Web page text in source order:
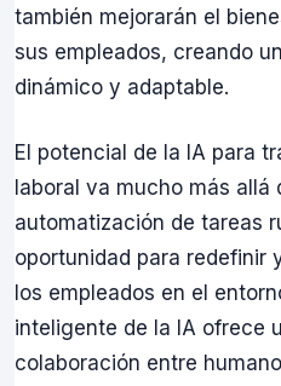
también mejorarán el
sus empleados, creando
dinámico y adaptable.
El potencial de la IA para
laboral va mucho más allá
automatización de tareas
oportunidad para redefinir
los empleados en el
inteligente de la IA ofrece
colaboración entre